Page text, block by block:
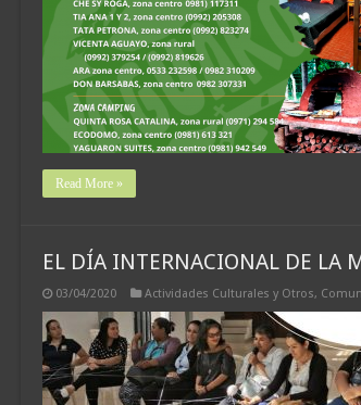
Read More »
EL DÍA INTERNACIONAL DE LA
03/04/2020 Actividades Culturales y Otros,